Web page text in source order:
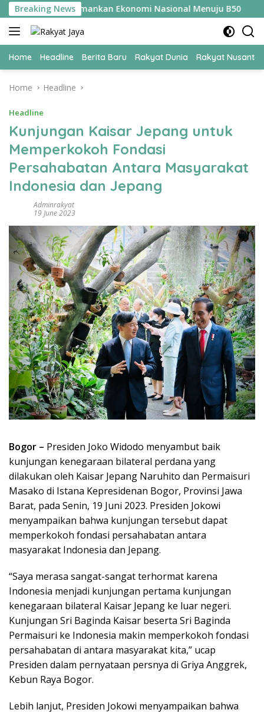
Skip
to
content
Breaking News
Jadi Kunci Amankan Ekonomi Nasional Menuju B50
Home Headline Berita Baru Rakyat Dunia Rakyat
Home Headline
Headline
Kunjungan Kaisar Jepang untuk
Memperkokoh Fondasi
Persahabatan Antara Masyarakat
Indonesia dan Jepang
Adminrakyat
19 June 2023
Bogor – Presiden Joko Widodo menyambut baik
kunjungan kenegaraan bilateral perdana yang
dilakukan oleh Kaisar Jepang Naruhito dan Permaisuri
Masako di Istana Kepresidenan Bogor, Provinsi Jawa
Barat, pada Senin, 19 Juni 2023. Presiden Jokowi
menyampaikan bahwa kunjungan tersebut dapat
memperkokoh fondasi persahabatan antara
masyarakat Indonesia dan Jepang.
“Saya merasa sangat-sangat terhormat karena
Indonesia menjadi kunjungan pertama kunjungan
kenegaraan bilateral Kaisar Jepang ke luar negeri.
Kunjungan Sri Baginda Kaisar beserta Sri Baginda
Permaisuri ke Indonesia makin memperkokoh fondasi
persahabatan di antara masyarakat kita,” ucap
Presiden dalam pernyataan persnya di Griya Anggrek,
Kebun Raya Bogor.
Lebih lanjut, Presiden Jokowi menyampaikan bahwa